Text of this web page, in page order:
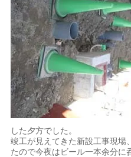
した夕方でした。
竣工が見えてきた新設工事現場
たので今夜はビール一本余分に